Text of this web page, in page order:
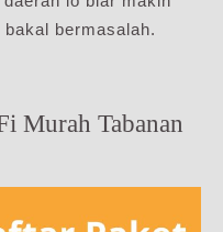
bermasalah.
Murah Tabanan